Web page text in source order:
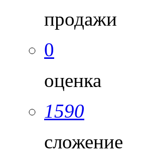
продажи
0
оценка
1590
сложение